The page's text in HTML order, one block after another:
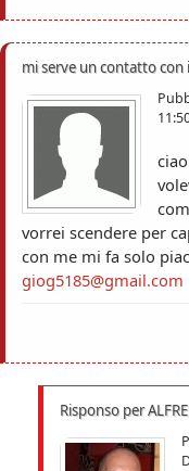
mi serve un contatto
vorrei scendere per
con me mi fa solo
giog5185@gmail.com
Risponso per